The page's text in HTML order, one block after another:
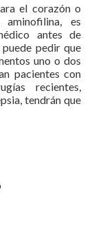
el corazón o
aminofilina, es
antes de
pedir que
uno o dos
pacientes con
recientes,
tendrán que